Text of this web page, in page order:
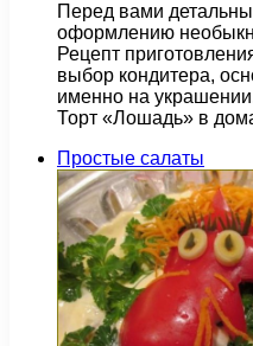
Перед вами
оформлению
Рецепт
выбор кондитера,
именно на
Торт «Лошадь» в
Простые салаты